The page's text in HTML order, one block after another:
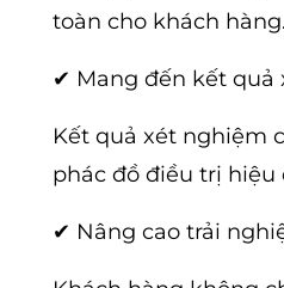
toàn cho khách hàng.
✔ Mang đến kết quả
Kết quả xét nghiệm
phác đồ điều trị hiệu
✔ Nâng cao trải